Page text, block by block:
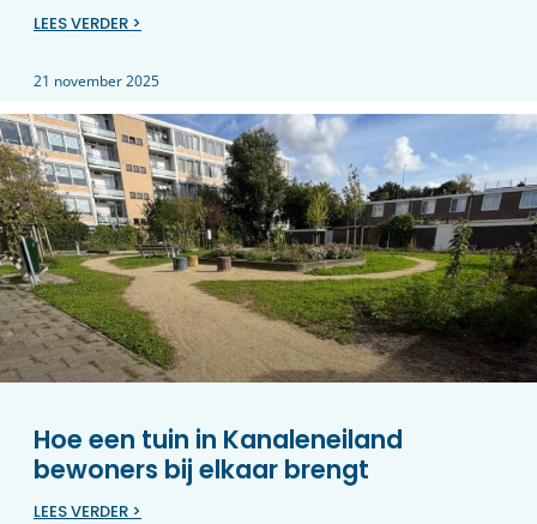
LEES VERDER >
21 november 2025
Hoe een tuin in Kanaleneiland
bewoners bij elkaar brengt
LEES VERDER >